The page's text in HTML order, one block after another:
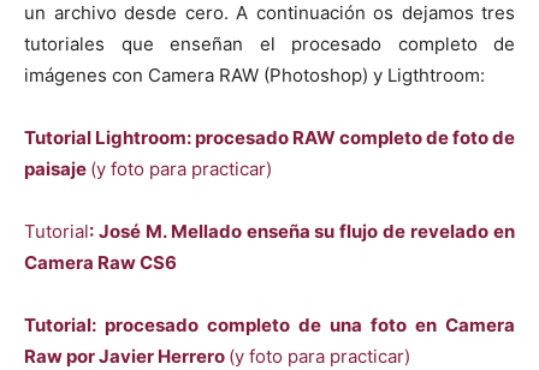
un archivo desde cero. A continuación os dejamos tres
tutoriales que enseñan el procesado completo de
imágenes con Camera RAW (Photoshop) y Ligthtroom:
Tutorial Lightroom: procesado RAW completo de foto de
paisaje (y foto para practicar)
Tutorial: José M. Mellado enseña su flujo de revelado en
Camera Raw CS6
Tutorial: procesado completo de una foto en Camera
Raw por Javier Herrero (y foto para practicar)